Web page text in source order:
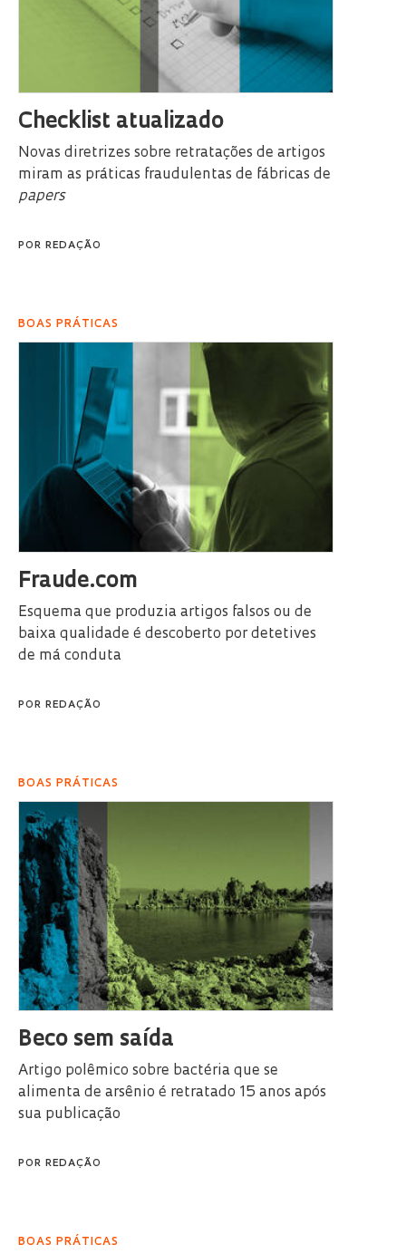
Checklist atualizado
Novas diretrizes sobre retratações de artigos
miram as práticas fraudulentas de fábricas de
papers
POR REDAÇÃO
BOAS PRÁTICAS
Fraude.com
Esquema que produzia artigos falsos ou de
baixa qualidade é descoberto por detetives
de má conduta
POR REDAÇÃO
BOAS PRÁTICAS
Beco sem saída
Artigo polêmico sobre bactéria que se
alimenta de arsênio é retratado 15 anos após
sua publicação
POR REDAÇÃO
BOAS PRÁTICAS